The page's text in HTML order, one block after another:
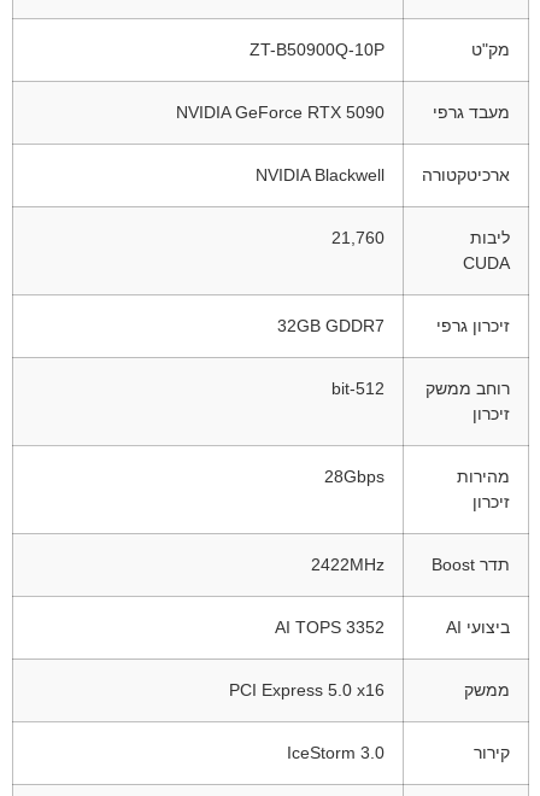
מק"ט ZT-B50900Q-10P
מעבד גרפי NVIDIA GeForce RTX 5090
ארכיטקטורה NVIDIA Blackwell
ליבות
CUDA
21,760
זיכרון גרפי 32GB GDDR7
רוחב ממשק
זיכרון
512-bit
מהירות
זיכרון
28Gbps
תדר Boost 2422MHz
ביצועי AI 3352 AI TOPS
ממשק PCI Express 5.0 x16
קירור IceStorm 3.0